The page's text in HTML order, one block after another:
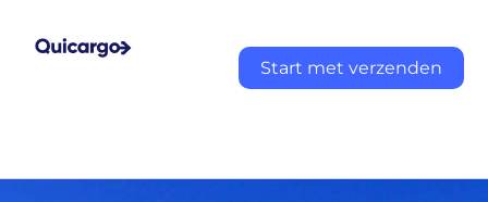
Start met verzenden